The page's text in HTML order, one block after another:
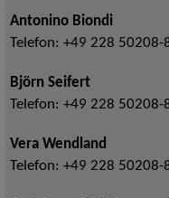
Antonino Biondi
Telefon: +49 228 50208-
Björn Seifert
Telefon: +49 228 50208-
Vera Wendland
Telefon: +49 228 50208-